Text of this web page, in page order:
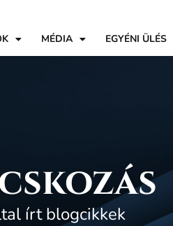
MÉDIA EGYÉNI ÜLÉS
írt blogcikkek